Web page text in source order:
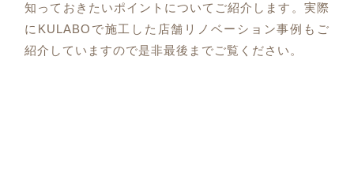
知っておきたいポイントについてご紹介します。実際
にKULABOで施工した店舗リノベーション事例もご
紹介していますので是非最後までご覧ください。